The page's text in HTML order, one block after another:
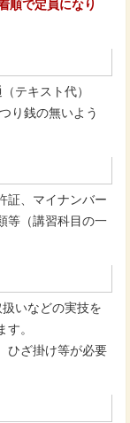
順で定員になり
テキスト代）
り銭の無いよう
証、マイナンバー
等（講習科目の一
いなどの実技を
。
ひざ掛け等が必要